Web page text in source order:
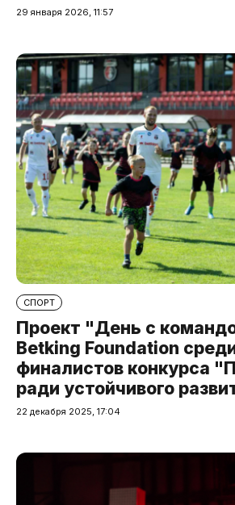
29 января 2026, 11:57
СПОРТ
Проект "День с
Betking Foundation
финалистов конкурса
ради устойчивого
22 декабря 2025, 17:04